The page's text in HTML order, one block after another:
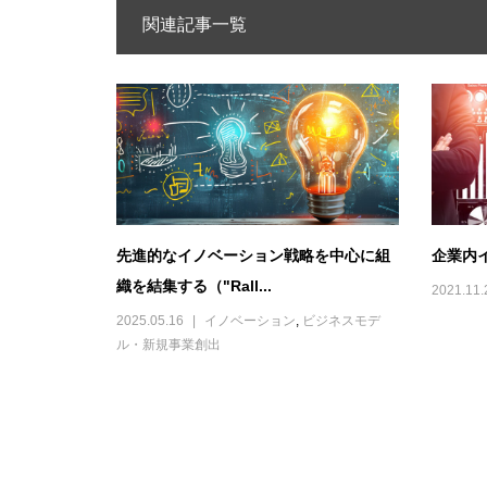
関連記事一覧
先進的なイノベーション戦略を中心に組
織を結集する（"Rall...
2025.05.16 イノベーション
ビジネスモデ
ル・新規事業創出
企業内